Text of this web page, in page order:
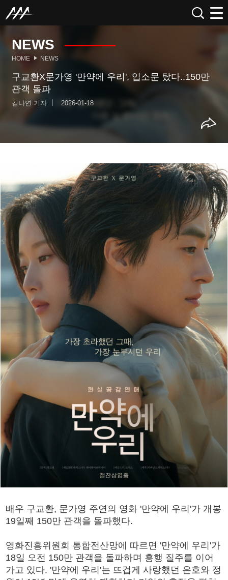
NEWS
HOME NEWS
구교환X문가영 '만약에 우리', 입소문 탔다..150만
관객 돌파
김나연 기자 2026-01-18
배우 구교환, 문가영 주연의 영화 '만약에 우리'가 개봉
19일째 150만 관객을 돌파했다.
영화진흥위원회 통합전산망에 따르면 '만약에 우리'가
18일 오전 150만 관객을 돌파하며 흥행 질주를 이어
가고 있다. '만약에 우리'는 뜨겁게 사랑했던 은호와 정